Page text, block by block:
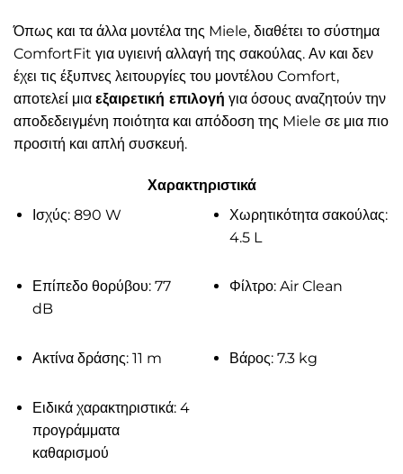
Όπως και τα άλλα μοντέλα της Miele, διαθέτει το σύστημα
ComfortFit για υγιεινή αλλαγή της σακούλας. Αν και δεν
έχει τις έξυπνες λειτουργίες του μοντέλου Comfort,
αποτελεί μια εξαιρετική επιλογή για όσους αναζητούν την
αποδεδειγμένη ποιότητα και απόδοση της Miele σε μια πιο
προσιτή και απλή συσκευή.
Χαρακτηριστικά
Ισχύς: 890 W
Χωρητικότητα σακούλας:
4.5 L
Επίπεδο θορύβου: 77
dB
Φίλτρο: Air Clean
Ακτίνα δράσης: 11 m Βάρος: 7.3 kg
Ειδικά χαρακτηριστικά: 4
προγράμματα
καθαρισμού